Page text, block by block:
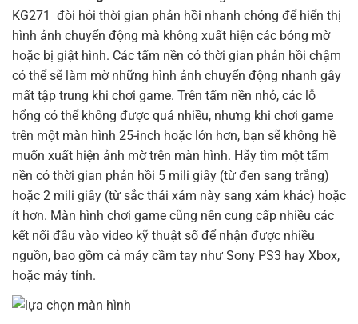
KG271 đòi hỏi thời gian phản hồi nhanh chóng để hiển thị
hình ảnh chuyển động mà không xuất hiện các bóng mờ
hoặc bị giật hình. Các tấm nền có thời gian phản hồi chậm
có thể sẽ làm mờ những hình ảnh chuyển động nhanh gây
mất tập trung khi chơi game. Trên tấm nền nhỏ, các lỗ
hổng có thể không được quá nhiều, nhưng khi chơi game
trên một màn hình 25-inch hoặc lớn hơn, bạn sẽ không hề
muốn xuất hiện ảnh mờ trên màn hình. Hãy tìm một tấm
nền có thời gian phản hồi 5 mili giây (từ đen sang trắng)
hoặc 2 mili giây (từ sắc thái xám này sang xám khác) hoặc
ít hơn. Màn hình chơi game cũng nên cung cấp nhiều các
kết nối đầu vào video kỹ thuật số để nhận được nhiều
nguồn, bao gồm cả máy cầm tay như Sony PS3 hay Xbox,
hoặc máy tính.